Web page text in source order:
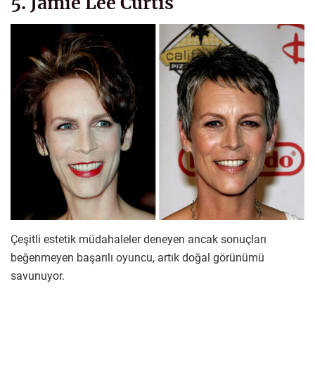
Çeşitli estetik müdahaleler deneyen ancak sonuçları
beğenmeyen başarılı oyuncu, artık doğal görünümü
savunuyor.